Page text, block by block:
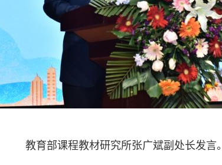
教育部课程教材研究所张广斌副处长发言。